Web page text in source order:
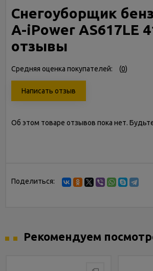
Снегоуборщик
A-iPower AS617LE
отзывы
Средняя оценка покупателей: (0)
Написать отзыв
Об этом товаре отзывов пока нет.
Поделиться:
Рекомендуем